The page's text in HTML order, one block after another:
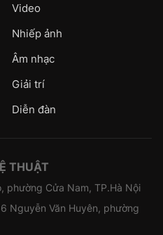
Video
Nhiếp ảnh
Âm nhạc
Giải trí
Diễn đàn
THUẬT
phường Cửa Nam, TP.Hà Nội
Nguyễn Văn Huyên, phường